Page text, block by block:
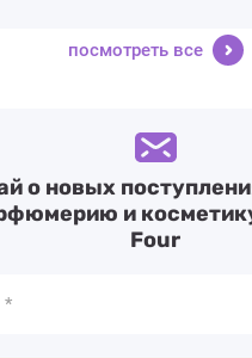
посмотреть все
о новых
и
Four